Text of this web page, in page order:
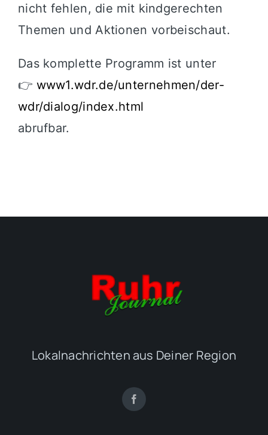
nicht fehlen, die mit kindgerechten
Themen und Aktionen vorbeischaut.
Das komplette Programm ist unter
👉 www1.wdr.de/unternehmen/der-
wdr/dialog/index.html
abrufbar.
Lokalnachrichten aus Deiner Region